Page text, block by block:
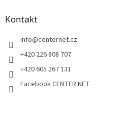
Kontakt
info@centernet.cz
+420 226 808 707
+420 605 267 131
Facebook CENTER NET